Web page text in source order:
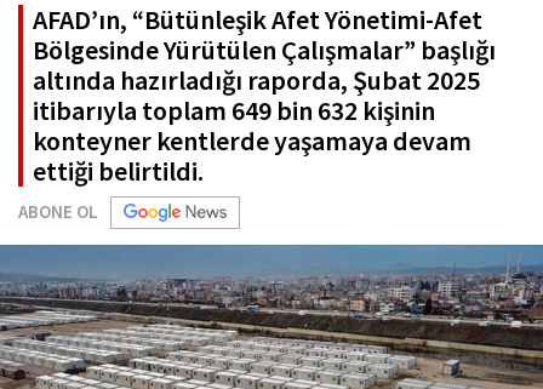
AFAD’ın, “Bütünleşik Afet Yönetimi-Afet
Bölgesinde Yürütülen Çalışmalar” başlığı
altında hazırladığı raporda, Şubat 2025
itibarıyla toplam 649 bin 632 kişinin
konteyner kentlerde yaşamaya devam
ettiği belirtildi.
ABONE OL